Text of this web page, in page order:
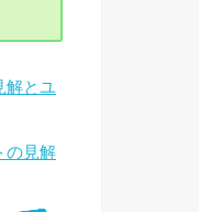
解とユ
の見解